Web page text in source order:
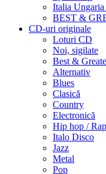
Italia Ungaria
BEST &
CD-uri originale
Loturi CD
Noi, sigilate
Best &
Alternativ
Blues
Clasică
Country
Electronică
Hip hop / Rap
Italo Disco
Jazz
Metal
Pop